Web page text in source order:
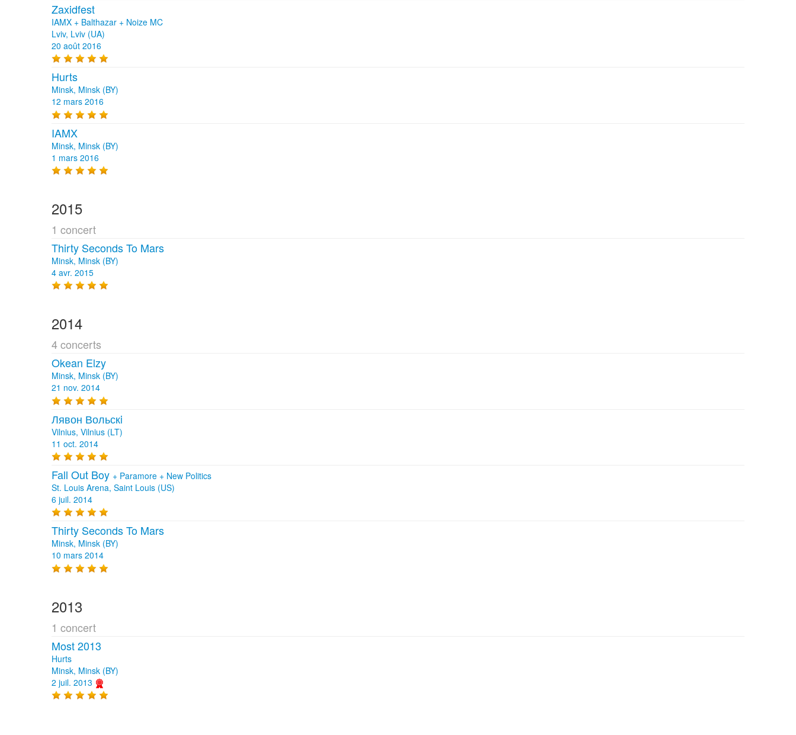
Zaxidfest
IAMX + Balthazar + Noize MC
Lviv, Lviv (UA)
20 août 2016
Hurts
Minsk, Minsk (BY)
12 mars 2016
IAMX
Minsk, Minsk (BY)
1 mars 2016
2015
1 concert
Thirty Seconds To Mars
Minsk, Minsk (BY)
4 avr. 2015
2014
4 concerts
Okean Elzy
Minsk, Minsk (BY)
21 nov. 2014
Лявон Вольскi
Vilnius, Vilnius (LT)
11 oct. 2014
Fall Out Boy + Paramore + New Politics
St. Louis Arena, Saint Louis (US)
6 juil. 2014
Thirty Seconds To Mars
Minsk, Minsk (BY)
10 mars 2014
2013
1 concert
Most 2013
Hurts
Minsk, Minsk (BY)
2 juil. 2013